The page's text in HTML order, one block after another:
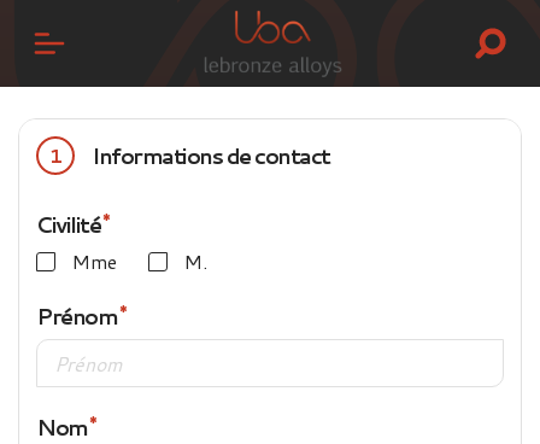
1 Informations de contact
Civilité
Mme M.
Prénom
Nom